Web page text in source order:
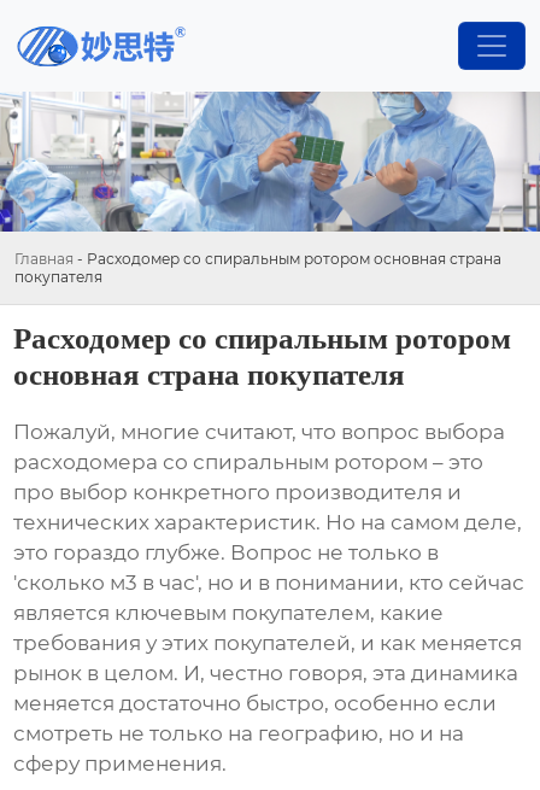
Главная - Расходомер со спиральным ротором основная страна
покупателя
Расходомер со спиральным ротором
основная страна покупателя
Пожалуй, многие считают, что вопрос выбора
расходомера со спиральным ротором – это
про выбор конкретного производителя и
технических характеристик. Но на самом деле,
это гораздо глубже. Вопрос не только в
'сколько м3 в час', но и в понимании, кто сейчас
является ключевым покупателем, какие
требования у этих покупателей, и как меняется
рынок в целом. И, честно говоря, эта динамика
меняется достаточно быстро, особенно если
смотреть не только на географию, но и на
сферу применения.